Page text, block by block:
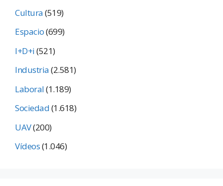
Cultura(519)
Espacio(699)
I+D+i(521)
Industria(2.581)
Laboral(1.189)
Sociedad(1.618)
UAV(200)
Vídeos(1.046)